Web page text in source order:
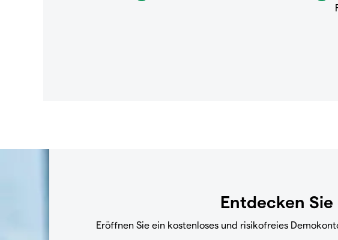
Entdecken
Eröffnen Sie ein kostenloses und risikofreies